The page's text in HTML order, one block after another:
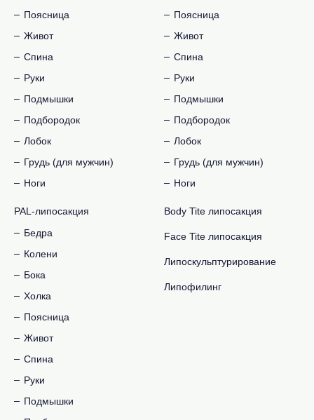
Поясница
Живот
Спина
Руки
Подмышки
Подбородок
Лобок
Грудь (для мужчин)
Ноги
PAL-липосакция
Бедра
Колени
Бока
Холка
Поясница
Живот
Спина
Руки
Подмышки
Поясница
Живот
Спина
Руки
Подмышки
Подбородок
Лобок
Грудь (для мужчин)
Ноги
Body Tite липосакция
Face Tite липосакция
Липоскульптурирование
Липофилинг